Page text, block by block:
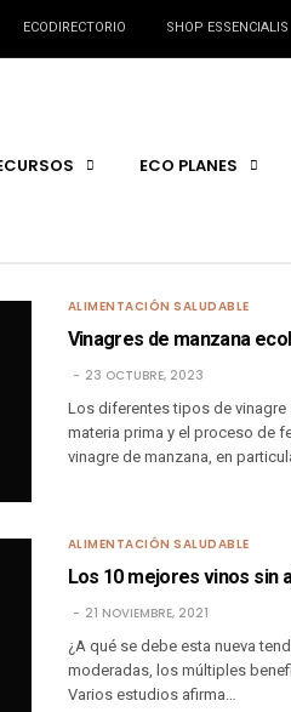
ECODIRECTORIO SHOP ESSENCIALIS
ECO PLANES
ALIMENTACIÓN SALUDABLE
Vinagres de manzana
23 OCTUBRE, 2023
Los diferentes tipos de
materia prima y el proceso de
vinagre de manzana, en
ALIMENTACIÓN SALUDABLE
Los 10 mejores vinos
21 NOVIEMBRE, 2021
¿A qué se debe esta nueva
moderadas, los múltiples
Varios estudios afirma…